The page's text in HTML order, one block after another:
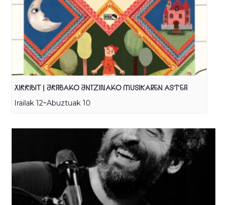
XIRRIBIT | ARABAKO ANTZINAKO MUSIKAREN ASTEA
Irailak 12-Abuztuak 10